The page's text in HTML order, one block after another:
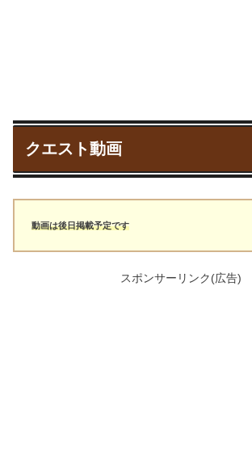
クエスト動画
動画は後日掲載予定です
スポンサーリンク(広告)